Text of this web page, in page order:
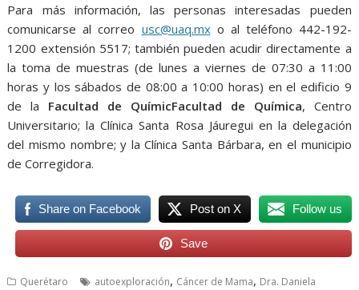
Para más información, las personas interesadas pueden
comunicarse al correo usc@uaq.mxo al teléfono 442-192-
1200 extensión 5517; también pueden acudir directamente a
la toma de muestras (de lunes a viernes de 07:30 a 11:00
horas y los sábados de 08:00 a 10:00 horas) en el edificio 9
de la Facultad de QuímicFacultad de Química, Centro
Universitario; la Clínica Santa Rosa Jáuregui en la delegación
del mismo nombre; y la Clínica Santa Bárbara, en el municipio
de Corregidora.
Share on Facebook Post on X Follow us
Save
Querétaro autoexploración, Cáncer de Mama, Dra. Daniela